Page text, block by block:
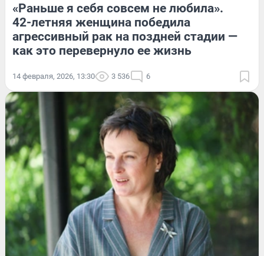
«Раньше я себя совсем не любила».
42-летняя женщина победила
агрессивный рак на поздней стадии —
как это перевернуло ее жизнь
14 февраля, 2026, 13:30 3 536 6